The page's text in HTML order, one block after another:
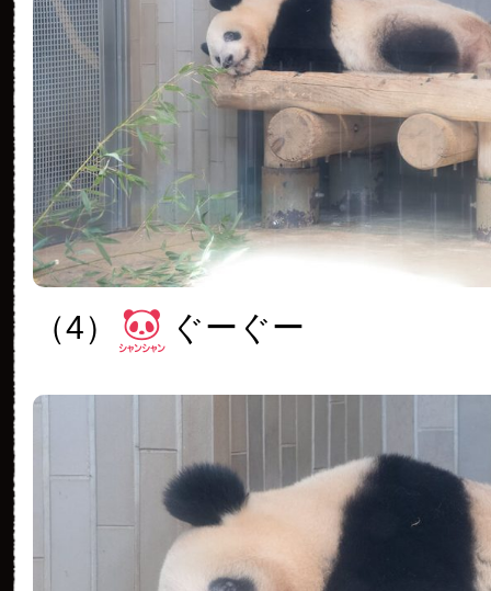
（4） ぐーぐー